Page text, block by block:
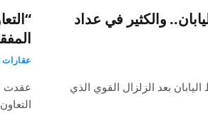
والكثير في عداد
بعد الزلزال القوي الذي
عقارات
عقدت